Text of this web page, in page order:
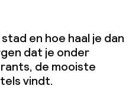
en hoe haal je dan
dat je onder
de mooiste
vindt.